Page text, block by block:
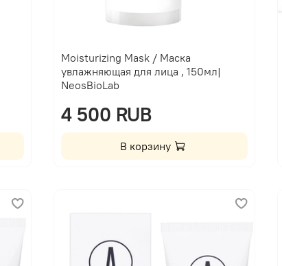
Moisturizing Mask / Маска
увлажняющая для лица , 150мл|
NeosBioLab
4 500 RUB
В корзину